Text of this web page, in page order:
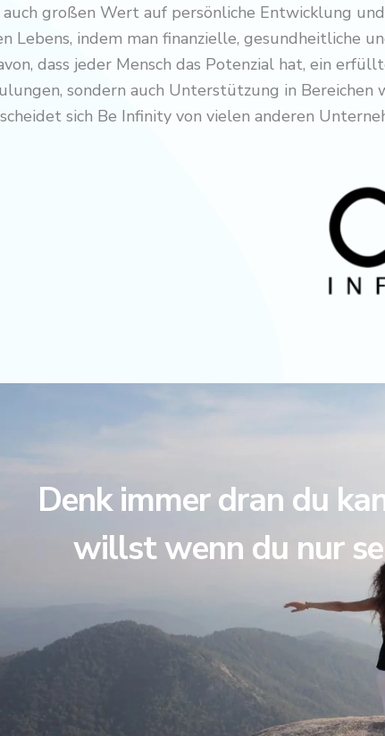
großen Wert auf persönliche Entwicklung
Lebens, indem man finanzielle, gesundheitliche
dass jeder Mensch das Potenzial hat, ein
sondern auch Unterstützung in
sich Be Infinity von vielen anderen
Denk immer dran du
willst wenn du nur